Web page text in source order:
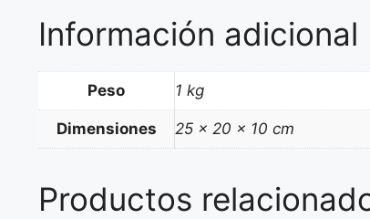
Información adicional
Peso 1 kg
Dimensiones 25 × 20 × 10 cm
Productos